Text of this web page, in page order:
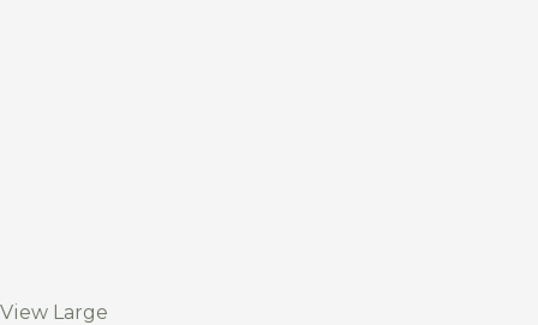
View Large